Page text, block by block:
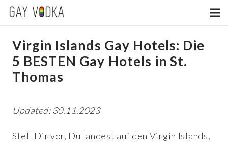
Virgin Islands Gay Hotels: Die
5 BESTEN Gay Hotels in St.
Thomas
Updated: 30.11.2023
Stell Dir vor, Du landest auf den Virgin Islands,